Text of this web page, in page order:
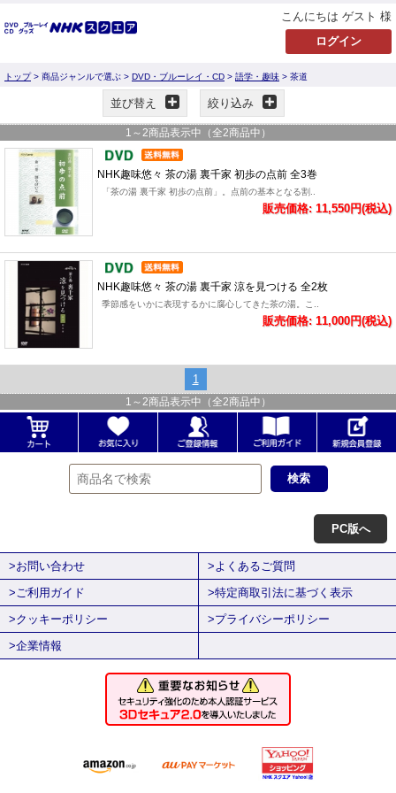
こんにちは ゲスト 様
トップ> 商品ジャンルで選ぶ > DVD・ブルーレイ・CD > 語学・趣味 > 茶道
並び替え 絞り込み
1 ～ 2商品表示中（全2商品中）
NHK趣味悠々 茶の湯 裏千家 初歩の点前 全3巻
「茶の湯 裏千家 初歩の点前」。点前の基本となる割..
販売価格: 11,550円(税込)
NHK趣味悠々 茶の湯 裏千家 涼を見つける 全2枚
季節感をいかに表現するかに腐心してきた茶の湯。こ..
販売価格: 11,000円(税込)
1
1 ～ 2商品表示中（全2商品中）
PC版へ
>お問い合わせ
>よくあるご質問
>ご利用ガイド
>特定商取引法に基づく表示
>クッキーポリシー
>プライバシーポリシー
>企業情報